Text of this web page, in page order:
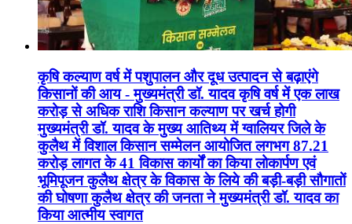
कृषि कल्याण वर्ष में पशुपालन और दूध उत्पादन से बढ़ाएंगे
किसानों की आय - मुख्यमंत्री डॉ. यादव कृषि वर्ष में एक लाख
करोड़ से अधिक राशि किसान कल्याण पर खर्च होगी
मुख्यमंत्री डॉ. यादव के मुख्य आतिथ्य में ग्वालियर जिले के
कुलैथ में विशाल किसान सम्मेलन आयोजित लगभग 87.21
करोड़ लागत के 41 विकास कार्यों का किया लोकार्पण एवं
भूमिपूजन कुलैथ क्षेत्र के विकास के लिये की बड़ी-बड़ी सौगातों
की घोषणा कुलैथ क्षेत्र की जनता ने मुख्यमंत्री डॉ. यादव का
किया आत्मीय स्वागत